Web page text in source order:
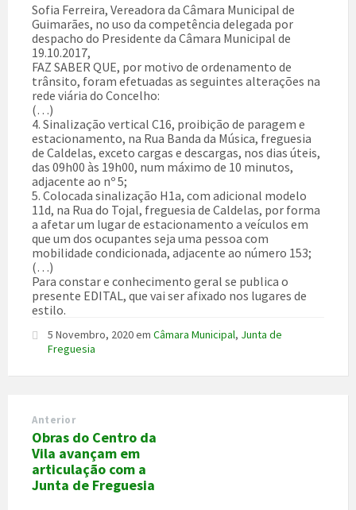
Sofia Ferreira, Vereadora da Câmara Municipal de
Guimarães, no uso da competência delegada por
despacho do Presidente da Câmara Municipal de
19.10.2017,
FAZ SABER QUE, por motivo de ordenamento de
trânsito, foram efetuadas as seguintes alterações na
rede viária do Concelho:
(…)
4. Sinalização vertical C16, proibição de paragem e
estacionamento, na Rua Banda da Música, freguesia
de Caldelas, exceto cargas e descargas, nos dias úteis,
das 09h00 às 19h00, num máximo de 10 minutos,
adjacente ao nº 5;
5. Colocada sinalização H1a, com adicional modelo
11d, na Rua do Tojal, freguesia de Caldelas, por forma
a afetar um lugar de estacionamento a veículos em
que um dos ocupantes seja uma pessoa com
mobilidade condicionada, adjacente ao número 153;
(…)
Para constar e conhecimento geral se publica o
presente EDITAL, que vai ser afixado nos lugares de
estilo.
5 Novembro, 2020em Câmara Municipal, Junta de
Freguesia
Anterior
Obras do Centro da
Vila avançam em
articulação com a
Junta de Freguesia